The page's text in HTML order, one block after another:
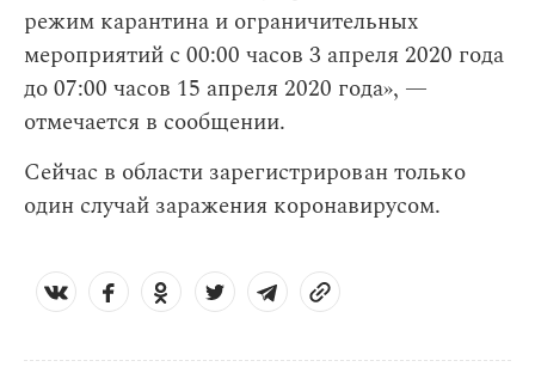
режим карантина и ограничительных
мероприятий с 00:00 часов 3 апреля 2020 года
до 07:00 часов 15 апреля 2020 года», —
отмечается в сообщении.
Сейчас в области зарегистрирован только
один случай заражения коронавирусом.